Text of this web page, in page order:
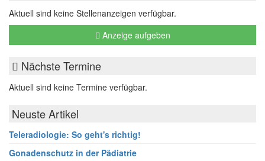
Aktuell sind keine Stellenanzeigen verfügbar.
Anzeige aufgeben
Nächste Termine
Aktuell sind keine Termine verfügbar.
Neuste Artikel
Teleradiologie: So geht's richtig!
Gonadenschutz in der Pädiatrie